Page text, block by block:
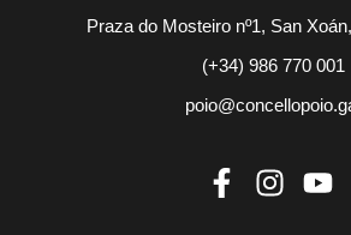
Praza do Mosteiro nº1, San
(+34) 986 770 001